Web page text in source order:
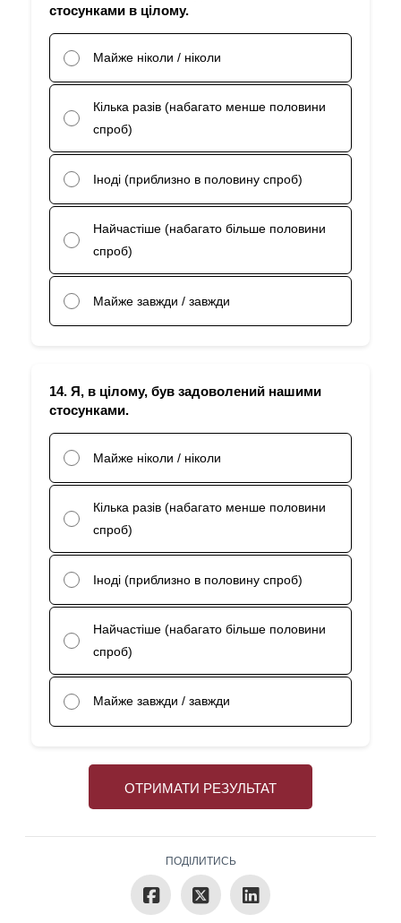
стосунками в цілому.
Майже ніколи / ніколи
Кілька разів (набагато менше половини
спроб)
Іноді (приблизно в половину спроб)
Найчастіше (набагато більше половини
спроб)
Майже завжди / завжди
14. Я, в цілому, був задоволений нашими
стосунками.
Майже ніколи / ніколи
Кілька разів (набагато менше половини
спроб)
Іноді (приблизно в половину спроб)
Найчастіше (набагато більше половини
спроб)
Майже завжди / завжди
ОТРИМАТИ РЕЗУЛЬТАТ
ПОДІЛИТИСЬ